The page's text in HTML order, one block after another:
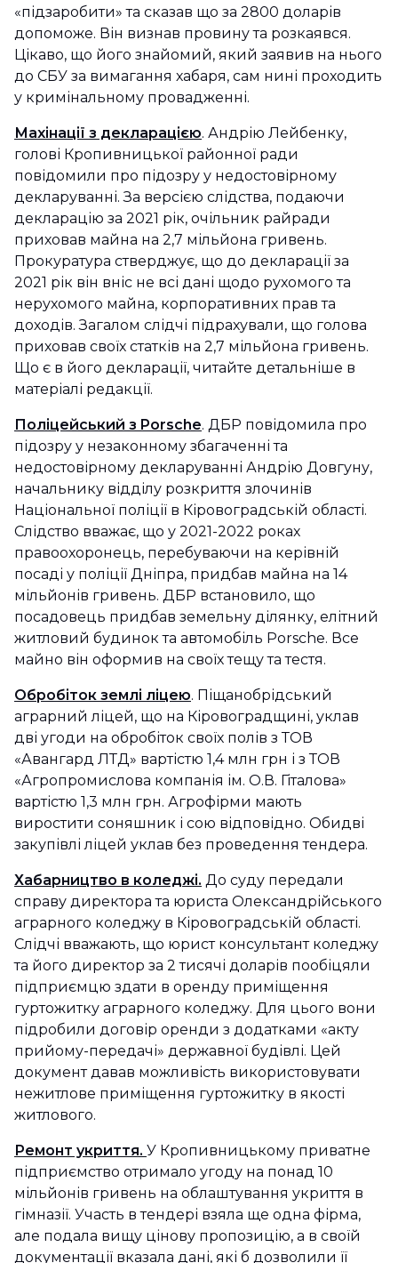
«підзаробити» та сказав що за 2800 доларів
допоможе. Він визнав провину та розкаявся.
Цікаво, що його знайомий, який заявив на нього
до СБУ за вимагання хабаря, сам нині проходить
у кримінальному провадженні.
Махінації з декларацією. Андрію Лейбенку,
голові Кропивницької районної ради
повідомили про підозру у недостовірному
декларуванні. За версією слідства, подаючи
декларацію за 2021 рік, очільник райради
приховав майна на 2,7 мільйона гривень.
Прокуратура стверджує, що до декларації за
2021 рік він вніс не всі дані щодо рухомого та
нерухомого майна, корпоративних прав та
доходів. Загалом слідчі підрахували, що голова
приховав своїх статків на 2,7 мільйона гривень.
Що є в його декларації, читайте детальніше в
матеріалі редакції.
Поліцейський з Porsche. ДБР повідомила про
підозру у незаконному збагаченні та
недостовірному декларуванні Андрію Довгуну,
начальнику відділу розкриття злочинів
Національної поліції в Кіровоградській області.
Слідство вважає, що у 2021-2022 роках
правоохоронець, перебуваючи на керівній
посаді у поліції Дніпра, придбав майна на 14
мільйонів гривень. ДБР встановило, що
посадовець придбав земельну ділянку, елітний
житловий будинок та автомобіль Porsche. Все
майно він оформив на своїх тещу та тестя.
Обробіток землі ліцею. Піщанобрідський
аграрний ліцей, що на Кіровоградщині, уклав
дві угоди на обробіток своїх полів з ТОВ
«Авангард ЛТД» вартістю 1,4 млн грн і з ТОВ
«Агропромислова компанія ім. О.В. Гіталова»
вартістю 1,3 млн грн. Агрофірми мають
виростити соняшник і сою відповідно. Обидві
закупівлі ліцей уклав без проведення тендера.
Хабарництво в коледжі. До суду передали
справу директора та юриста Олександрійського
аграрного коледжу в Кіровоградській області.
Слідчі вважають, що юрист консультант коледжу
та його директор за 2 тисячі доларів пообіцяли
підприємцю здати в оренду приміщення
гуртожитку аграрного коледжу. Для цього вони
підробили договір оренди з додатками «акту
прийому-передачі» державної будівлі. Цей
документ давав можливість використовувати
нежитлове приміщення гуртожитку в якості
житлового.
Ремонт укриття. У Кропивницькому приватне
підприємство отримало угоду на понад 10
мільйонів гривень на облаштування укриття в
гімназії. Участь в тендері взяла ще одна фірма,
але подала вищу цінову пропозицію, а в своїй
документації вказала дані, які б дозволили її